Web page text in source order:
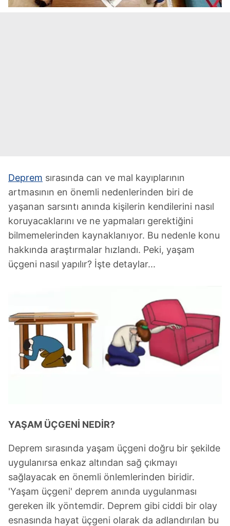
Deprem sırasında can ve mal kayıplarının
artmasının en önemli nedenlerinden biri de
yaşanan sarsıntı anında kişilerin kendilerini nasıl
koruyacaklarını ve ne yapmaları gerektiğini
bilmemelerinden kaynaklanıyor. Bu nedenle konu
hakkında araştırmalar hızlandı. Peki, yaşam
üçgeni nasıl yapılır? İşte detaylar...
YAŞAM ÜÇGENİ NEDİR?
Deprem sırasında yaşam üçgeni doğru bir şekilde
uygulanırsa enkaz altından sağ çıkmayı
sağlayacak en önemli önlemlerinden biridir.
'Yaşam üçgeni' deprem anında uygulanması
gereken ilk yöntemdir. Deprem gibi ciddi bir olay
esnasında hayat üçgeni olarak da adlandırılan bu